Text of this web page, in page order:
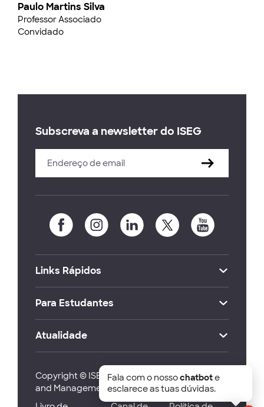
Paulo Martins Silva
Professor Associado
Convidado
Subscreva a newsletter do ISEG
Links Rápidos
Para Estudantes
Atualidade
Copyright © ISEG Lisbon School of Economics
and Management 2026
Fala com o nossochatbote
esclarece as tuas dúvidas.